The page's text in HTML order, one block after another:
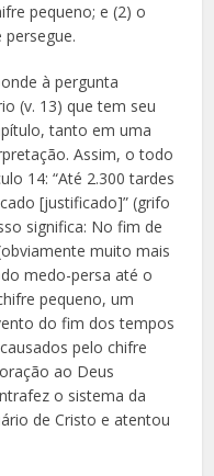
pequeno; e (2) o
à pergunta
(v. 13) que tem seu
tanto em uma
Assim, o todo
14: “Até 2.300 tardes
[justificado]” (grifo
significa: No fim de
muito mais
medo-persa até o
pequeno, um
do fim dos tempos
pelo chifre
ao Deus
o sistema da
de Cristo e atentou